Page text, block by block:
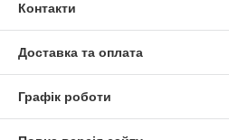
Контакти
Доставка та оплата
Графік роботи